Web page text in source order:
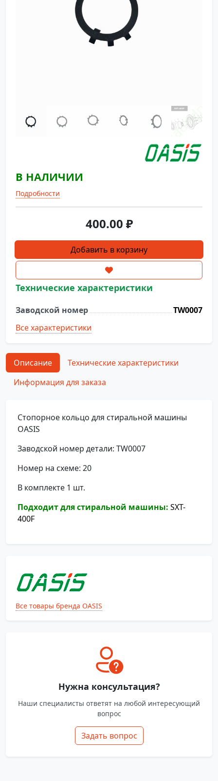
В НАЛИЧИИ
Подробности
400.00 ₽
Количество
товара
кольцо
TW0007
Добавить в корзину
Технические характеристики
Заводской номер
TW0007
Все характеристики
Описание
Технические характеристики
Информация для заказа
Стопорное кольцо для стиральной машины
OASIS
Заводской номер детали: TW0007
Номер на схеме: 20
В комплекте 1 шт.
Подходит для стиральной машины: SXT-
400F
Все товары бренда OASIS
Нужна консультация?
Наши специалисты ответят на любой интересующий
вопрос
Задать вопрос